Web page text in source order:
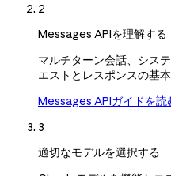
2
Messages APIを理解する
マルチターン会話、シス
エストとレスポンスの基
Messages APIガイドを読
3
適切なモデルを選択する